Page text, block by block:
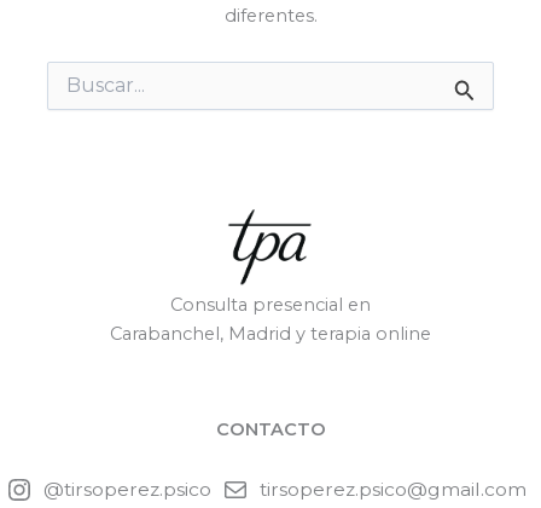
diferentes.
Buscar
por:
Consulta presencial en
Carabanchel, Madrid y terapia online
CONTACTO
@tirsoperez.psico tirsoperez.psico@gmail.com